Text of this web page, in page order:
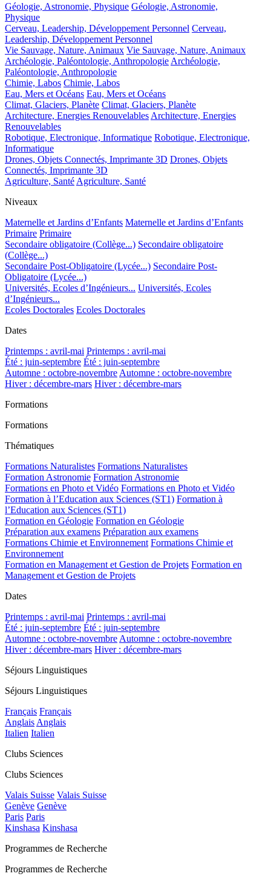
Géologie, Astronomie, Physique Géologie, Astronomie,
Physique
Cerveau, Leadership, Développement Personnel Cerveau,
Leadership, Développement Personnel
Vie Sauvage, Nature, Animaux Vie Sauvage, Nature, Animaux
Archéologie, Paléontologie, Anthropologie Archéologie,
Paléontologie, Anthropologie
Chimie, Labos Chimie, Labos
Eau, Mers et Océans Eau, Mers et Océans
Climat, Glaciers, Planète Climat, Glaciers, Planète
Architecture, Energies Renouvelables Architecture, Energies
Renouvelables
Robotique, Electronique, Informatique Robotique, Electronique,
Informatique
Drones, Objets Connectés, Imprimante 3D Drones, Objets
Connectés, Imprimante 3D
Agriculture, Santé Agriculture, Santé
Niveaux
Maternelle et Jardins d’Enfants Maternelle et Jardins d’Enfants
Primaire Primaire
Secondaire obligatoire (Collège...) Secondaire obligatoire
(Collège...)
Secondaire Post-Obligatoire (Lycée...) Secondaire Post-
Obligatoire (Lycée...)
Universités, Ecoles d’Ingénieurs... Universités, Ecoles
d’Ingénieurs...
Ecoles Doctorales Ecoles Doctorales
Dates
Printemps : avril-mai Printemps : avril-mai
Été : juin-septembre Été : juin-septembre
Automne : octobre-novembre Automne : octobre-novembre
Hiver : décembre-mars Hiver : décembre-mars
Formations
Formations
Thématiques
Formations Naturalistes Formations Naturalistes
Formation Astronomie Formation Astronomie
Formations en Photo et Vidéo Formations en Photo et Vidéo
Formation à l’Education aux Sciences (ST1) Formation à
l’Education aux Sciences (ST1)
Formation en Géologie Formation en Géologie
Préparation aux examens Préparation aux examens
Formations Chimie et Environnement Formations Chimie et
Environnement
Formation en Management et Gestion de Projets Formation en
Management et Gestion de Projets
Dates
Printemps : avril-mai Printemps : avril-mai
Été : juin-septembre Été : juin-septembre
Automne : octobre-novembre Automne : octobre-novembre
Hiver : décembre-mars Hiver : décembre-mars
Séjours Linguistiques
Séjours Linguistiques
Français Français
Anglais Anglais
Italien Italien
Clubs Sciences
Clubs Sciences
Valais Suisse Valais Suisse
Genève Genève
Paris Paris
Kinshasa Kinshasa
Programmes de Recherche
Programmes de Recherche